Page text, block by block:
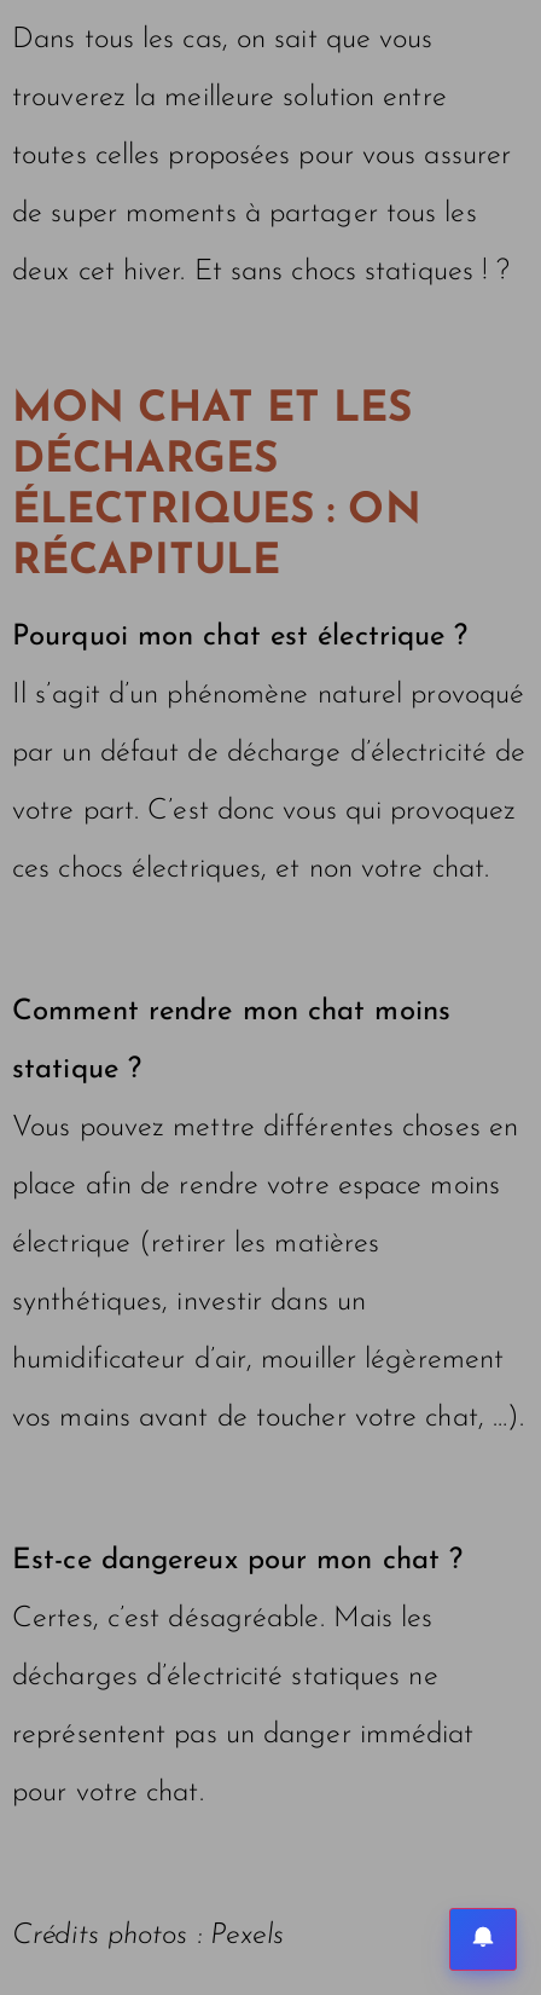
Dans tous les cas, on sait que vous
trouverez la meilleure solution entre
toutes celles proposées pour vous assurer
de super moments à partager tous les
deux cet hiver. Et sans chocs statiques ! ?
MON CHAT ET LES
DÉCHARGES
ÉLECTRIQUES : ON
RÉCAPITULE
Pourquoi mon chat est électrique ?
Il s’agit d’un phénomène naturel provoqué
par un défaut de décharge d’électricité de
votre part. C’est donc vous qui provoquez
ces chocs électriques, et non votre chat.
Comment rendre mon chat moins
statique ?
Vous pouvez mettre différentes choses en
place afin de rendre votre espace moins
électrique (retirer les matières
synthétiques, investir dans un
humidificateur d’air, mouiller légèrement
vos mains avant de toucher votre chat, …).
Est-ce dangereux pour mon chat ?
Certes, c’est désagréable. Mais les
décharges d’électricité statiques ne
représentent pas un danger immédiat
pour votre chat.
Crédits photos : Pexels